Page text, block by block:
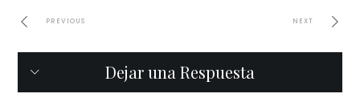
PREVIOUS NEXT
Dejar una Respuesta